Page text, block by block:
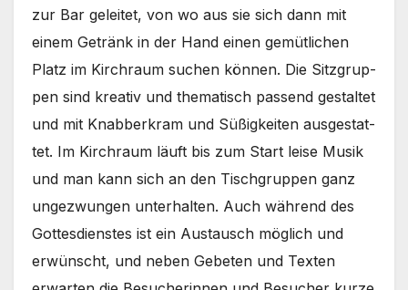
zur Bar gelei­tet, von wo aus sie sich dann mit
einem Getränk in der Hand einen gemüt­li­chen
Platz im Kirch­raum suchen kön­nen. Die Sitz­grup­
pen sind krea­tiv und the­ma­tisch pas­send gestal­tet
und mit Knab­ber­kram und Süßig­kei­ten aus­ge­stat­
tet. Im Kirch­raum läuft bis zum Start lei­se Musik
und man kann sich an den Tisch­grup­pen ganz
unge­zwun­gen unter­hal­ten. Auch wäh­rend des
Got­tes­diens­tes ist ein Aus­tausch mög­lich und
erwünscht, und neben Gebe­ten und Tex­ten